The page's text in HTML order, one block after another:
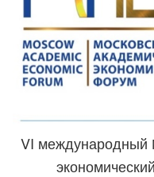
VI международный